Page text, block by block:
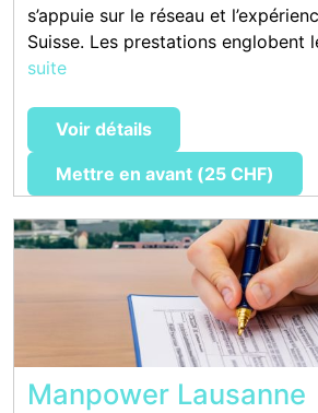
s’appuie sur le réseau et
Suisse. Les prestations englobent
suite
Voir détails
Mettre en avant (25 CHF)
Manpower Lausanne